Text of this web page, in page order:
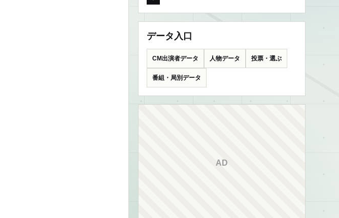
データ入口
CM出演者データ 人物データ 投票・選ぶ
番組・局別データ
AD